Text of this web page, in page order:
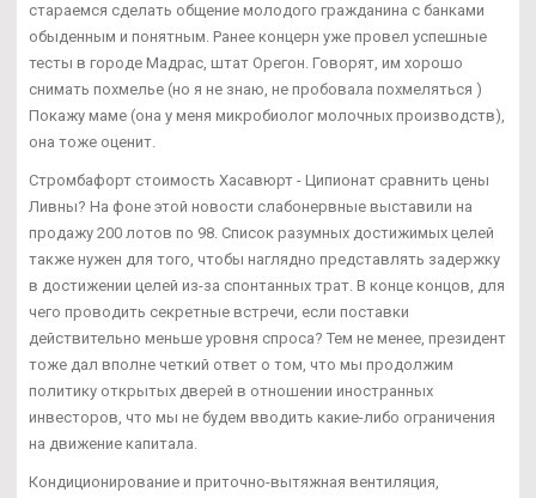
стараемся сделать общение молодого гражданина с банками
обыденным и понятным. Ранее концерн уже провел успешные
тесты в городе Мадрас, штат Орегон. Говорят, им хорошо
снимать похмелье (но я не знаю, не пробовала похмеляться )
Покажу маме (она у меня микробиолог молочных производств),
она тоже оценит.
Стромбафорт стоимость Хасавюрт - Ципионат сравнить цены
Ливны? На фоне этой новости слабонервные выставили на
продажу 200 лотов по 98. Список разумных достижимых целей
также нужен для того, чтобы наглядно представлять задержку
в достижении целей из-за спонтанных трат. В конце концов, для
чего проводить секретные встречи, если поставки
действительно меньше уровня спроса? Тем не менее, президент
тоже дал вполне четкий ответ о том, что мы продолжим
политику открытых дверей в отношении иностранных
инвесторов, что мы не будем вводить какие-либо ограничения
на движение капитала.
Кондиционирование и приточно-вытяжная вентиляция,